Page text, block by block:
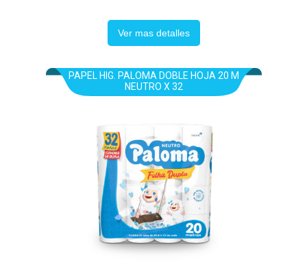
Ver mas detalles
PAPEL HIG. PALOMA DOBLE HOJA 20 M
NEUTRO X 32